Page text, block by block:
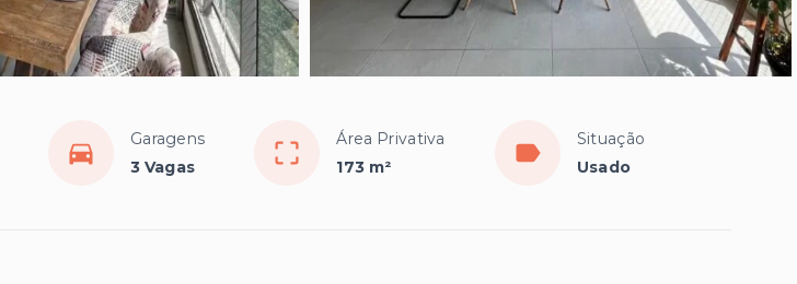
Garagens
3 Vagas
Área Privativa
173 m²
Situação
Usado